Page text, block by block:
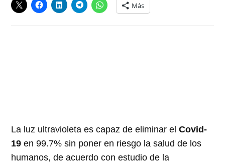
Más
La luz ultravioleta es capaz de eliminar elCovid-
19en 99.7% sin poner en riesgo la salud de los
humanos, de acuerdo con estudio de la